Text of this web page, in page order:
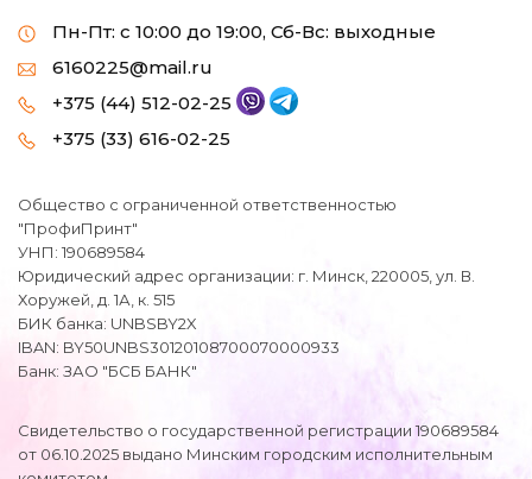
Пн-Пт: с 10:00 до 19:00, Сб-Вс: выходные
6160225@mail.ru
+375 (44) 512-02-25
+375 (33) 616-02-25
Общество с ограниченной ответственностью
"ПрофиПринт"
УНП: 190689584
Юридический адрес организации: г. Минск, 220005, ул. В.
Хоружей, д. 1А, к. 515
БИК банка: UNBSBY2X
IBAN: BY50UNBS30120108700070000933
Банк: ЗАО "БСБ БАНК"
Свидетельство о государственной регистрации 190689584
от 06.10.2025 выдано Минским городским исполнительным